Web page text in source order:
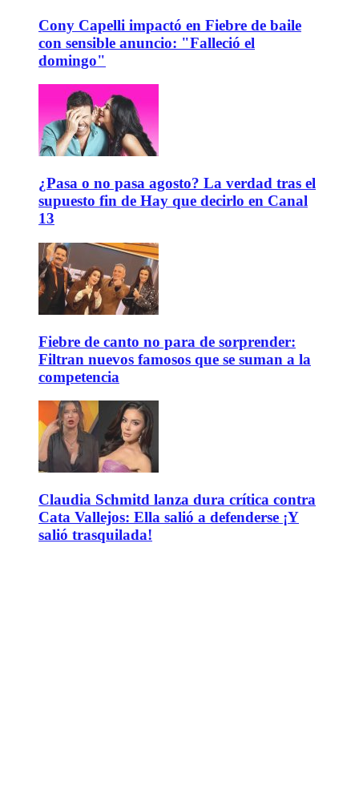
Cony Capelli impactó en Fiebre de baile
con sensible anuncio: "Falleció el
domingo"
¿Pasa o no pasa agosto? La verdad tras el
supuesto fin de Hay que decirlo en Canal
13
Fiebre de canto no para de sorprender:
Filtran nuevos famosos que se suman a la
competencia
Claudia Schmitd lanza dura crítica contra
Cata Vallejos: Ella salió a defenderse ¡Y
salió trasquilada!